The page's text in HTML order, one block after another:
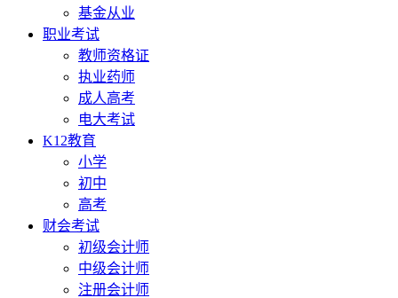
基金从业
职业考试
教师资格证
执业药师
成人高考
电大考试
K12教育
小学
初中
高考
财会考试
初级会计师
中级会计师
注册会计师